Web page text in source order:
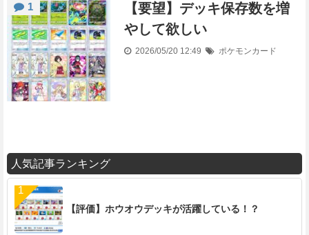
1
【要望】デッキ保存数を増
やして欲しい
2026/05/20 12:49 ポケモンカード
人気記事ランキング
【評価】ホウオウデッキが活躍している！？